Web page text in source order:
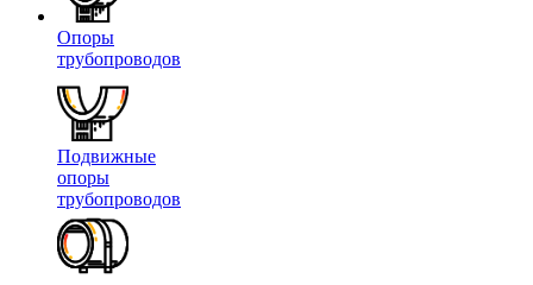
Опоры
трубопроводов
Подвижные
опоры
трубопроводов